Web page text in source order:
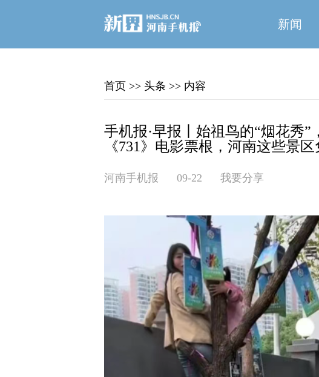
新闻
首页 >> 头条 >> 内容
手机报·早报丨始祖鸟的“烟花秀
《731》电影票根，河南这些景
河南手机报 09-22 我要分享